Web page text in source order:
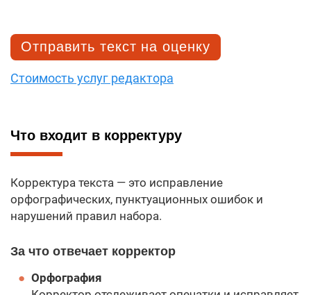
Отправить текст на оценку
Стоимость услуг редактора
Что входит в корректуру
Корректура текста — это исправление
орфографических, пунктуационных ошибок и
нарушений правил набора.
За что отвечает корректор
Орфография